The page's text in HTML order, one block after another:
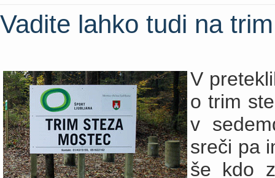
Vadite lahko tudi na
V
o trim
v
sreči pa
še kdo